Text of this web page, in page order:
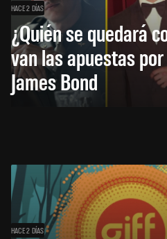
HACE 2 DÍAS
¿Quién se quedará
van las apuestas
James Bond
HACE 2 DÍAS